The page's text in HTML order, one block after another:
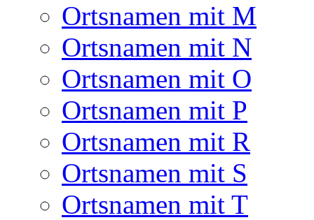
Ortsnamen mit M
Ortsnamen mit N
Ortsnamen mit O
Ortsnamen mit P
Ortsnamen mit R
Ortsnamen mit S
Ortsnamen mit T